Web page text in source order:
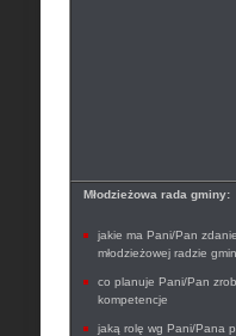
Młodzieżowa rada gminy:
jakie ma Pani/Pan
młodzieżowej radzie
co planuje Pani/Pan
kompetencje
jaką rolę wg Pani/Pana